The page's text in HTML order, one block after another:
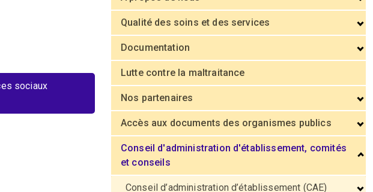
sociaux
Qualité des soins et des services
Documentation
Lutte contre la maltraitance
Nos partenaires
Accès aux documents des organismes publics
Conseil d'administration d'établissement, comités
et conseils
Conseil d’administration d’établissement (CAE)